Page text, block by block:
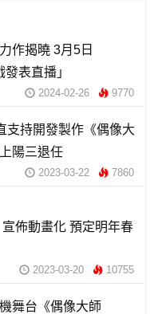
作揭曉 3月5日
表直播」
2024-02-26 9770
支持開發製作《偶像大
陽三退任
2023-03-22 7860
宣佈動畫化 預定明年春
2023-03-20 10755
舞台《偶像大師